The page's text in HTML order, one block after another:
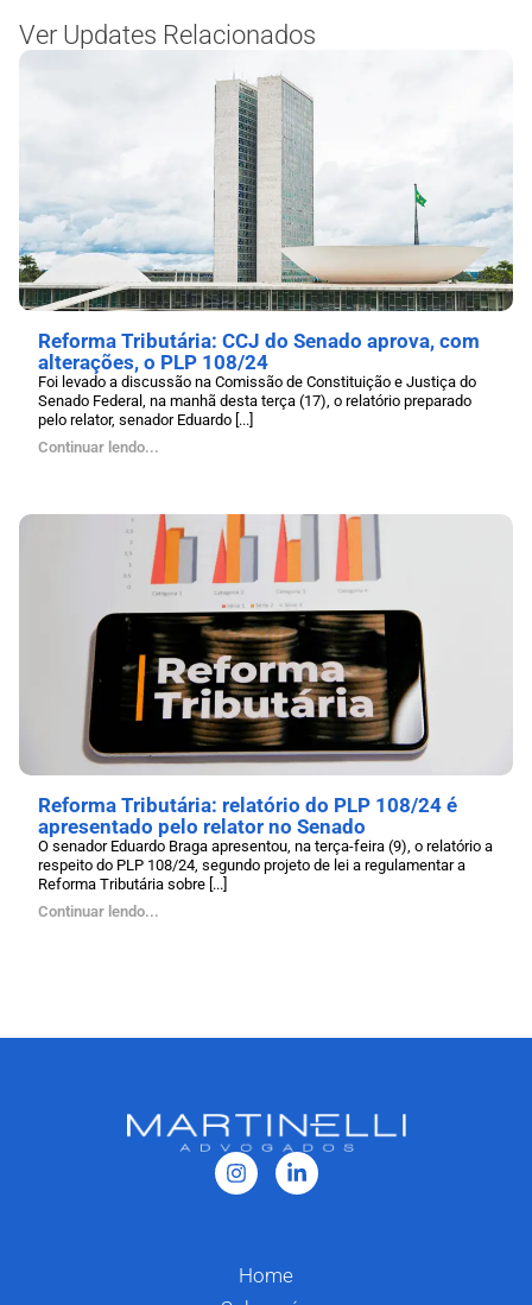
Ver Updates Relacionados
Reforma Tributária: CCJ do Senado aprova, com
alterações, o PLP 108/24
Foi levado a discussão na Comissão de Constituição e Justiça do
Senado Federal, na manhã desta terça (17), o relatório preparado
pelo relator, senador Eduardo [...]
Continuar lendo...
Reforma Tributária: relatório do PLP 108/24 é
apresentado pelo relator no Senado
O senador Eduardo Braga apresentou, na terça-feira (9), o relatório a
respeito do PLP 108/24, segundo projeto de lei a regulamentar a
Reforma Tributária sobre [...]
Continuar lendo...
Home